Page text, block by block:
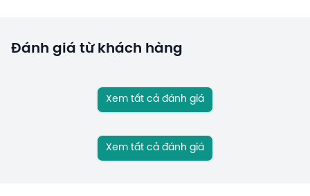
Đánh giá từ khách hàng
Xem tất cả đánh giá
Xem tất cả đánh giá